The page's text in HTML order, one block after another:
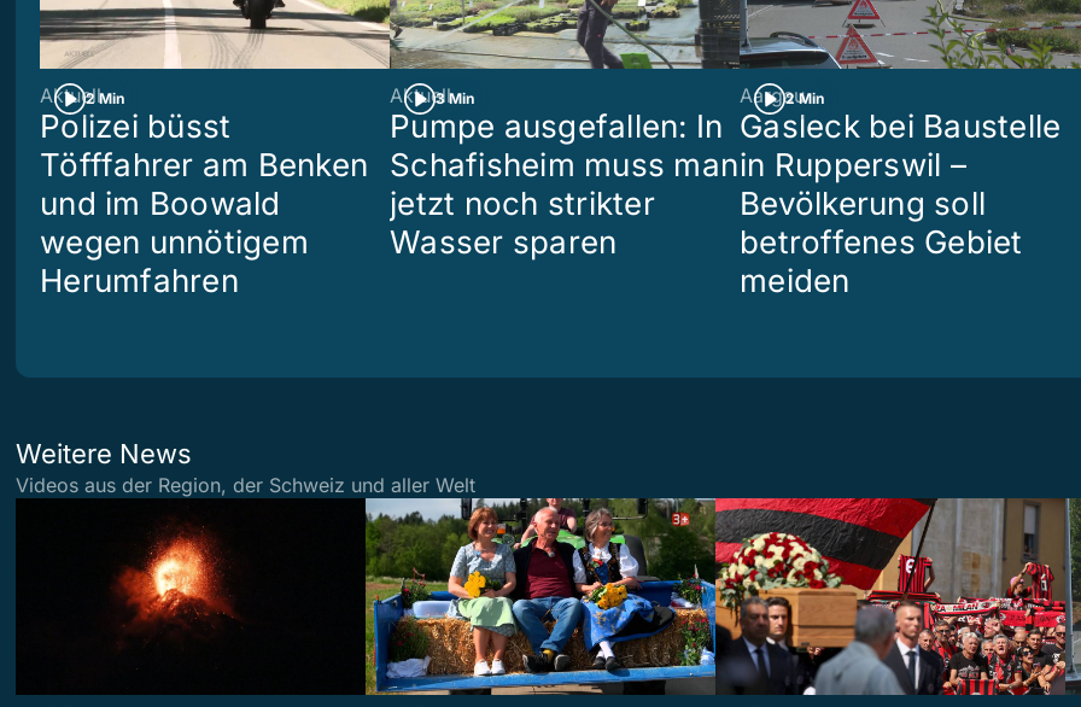
2 Min
Aktuell
Polizei büsst
Töfffahrer am Benken
und im Boowald
wegen unnötigem
Herumfahren
3 Min
Aktuell
Pumpe ausgefallen: In
Schafisheim muss man
jetzt noch strikter
Wasser sparen
2 Min
Aargau
Gasleck bei Baustelle
in Rupperswil –
Bevölkerung soll
betroffenes Gebiet
meiden
Weitere News
Videos aus der Region, der Schweiz und aller Welt